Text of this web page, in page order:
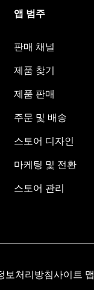
앱 범주
판매 채널
제품 찾기
제품 판매
주문 및 배송
스토어 디자인
마케팅 및 전환
스토어 관리
보처리방침사이트 맵